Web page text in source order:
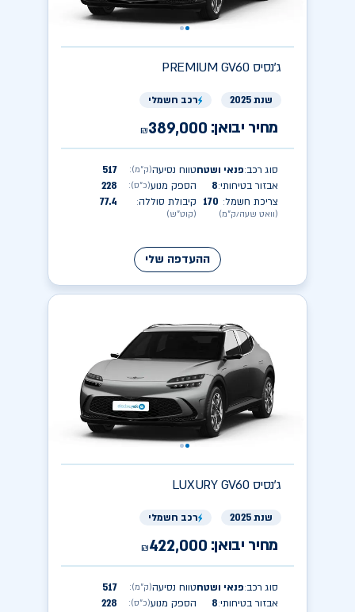
ג'נסיסPREMIUM GV60
שנת 2025 רכב חשמלי
מחיר יבואן: ₪389,000
סוג רכב:פנאי ושטח
אבזור בטיחותי:
8
צריכת חשמל:
(וואט שעה/ק״מ)
170
טווח נסיעה(ק״מ):
517
הספק מנוע(כ״ס):
228
קיבולת סוללה:
(קוט״ש)
77.4
ההעדפה שלי
ג'נסיסLUXURY GV60
שנת 2025 רכב חשמלי
מחיר יבואן: ₪422,000
סוג רכב:פנאי ושטח
אבזור בטיחותי:
8
טווח נסיעה(ק״מ):
517
הספק מנוע(כ״ס):
228